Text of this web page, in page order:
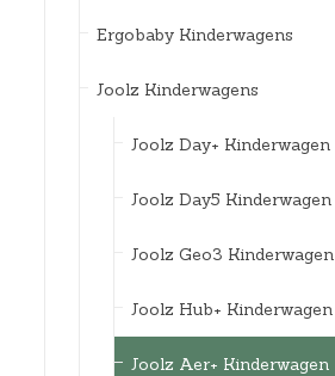
Ergobaby Kinderwagens
Joolz Kinderwagens
Joolz Day+ Kinderwagen
Joolz Day5 Kinderwagen
Joolz Geo3 Kinderwagen
Joolz Hub+ Kinderwagen
Joolz Aer+ Kinderwagen